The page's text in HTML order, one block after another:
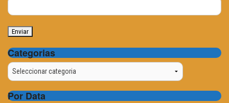
Categorias
Categorias
Por Data